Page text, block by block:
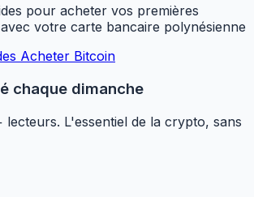
pour acheter vos premières
votre carte bancaire polynésienne
Acheter Bitcoin
chaque dimanche
lecteurs. L'essentiel de la crypto, sans